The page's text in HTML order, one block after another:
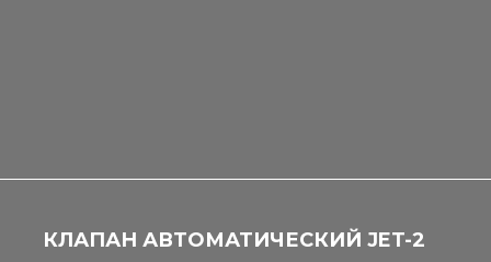
КЛАПАН АВТОМАТИЧЕСКИЙ JET-2